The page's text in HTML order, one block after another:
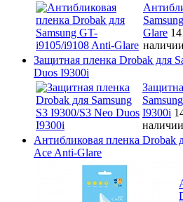
Glare
наличии
Защитная пленка Drobak для
Duos I9300i
I9300i
наличии
Антибликовая пленка Drobak
Ace Anti-Glare